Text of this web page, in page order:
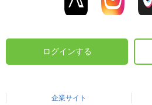
ログインする
企業サイト